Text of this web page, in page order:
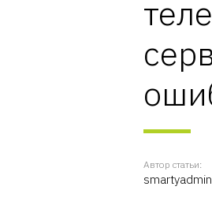
Автор статьи:
smartyadmin